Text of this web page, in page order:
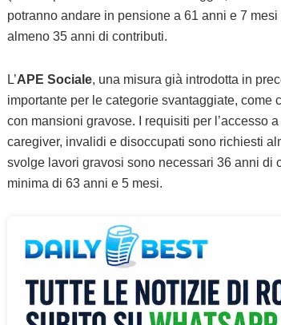
potranno andare in pensione a 61 anni e 7
almeno 35 anni di contributi.
L’APE Sociale, una misura già introdotta in
importante per le categorie svantaggiate, come
con mansioni gravose. I requisiti per l’accesso
caregiver, invalidi e disoccupati sono richiesti
svolge lavori gravosi sono necessari 36 anni di
minima di 63 anni e 5 mesi.